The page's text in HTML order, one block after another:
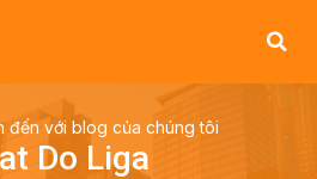
đến với blog của chúng tôi
Do Liga